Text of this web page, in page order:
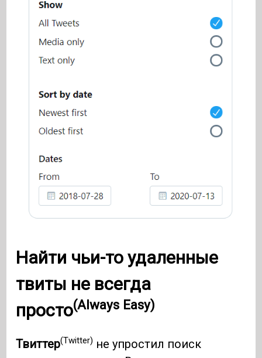
Найти чьи-то удаленные
твиты не всегда
просто(Always Easy)
Твиттер(Twitter) не упростил поиск